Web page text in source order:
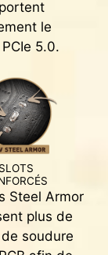
le
5.0.
SLOTS
Steel Armor
plus de
soudure
des LED
de
BIOS 5
les
à leur